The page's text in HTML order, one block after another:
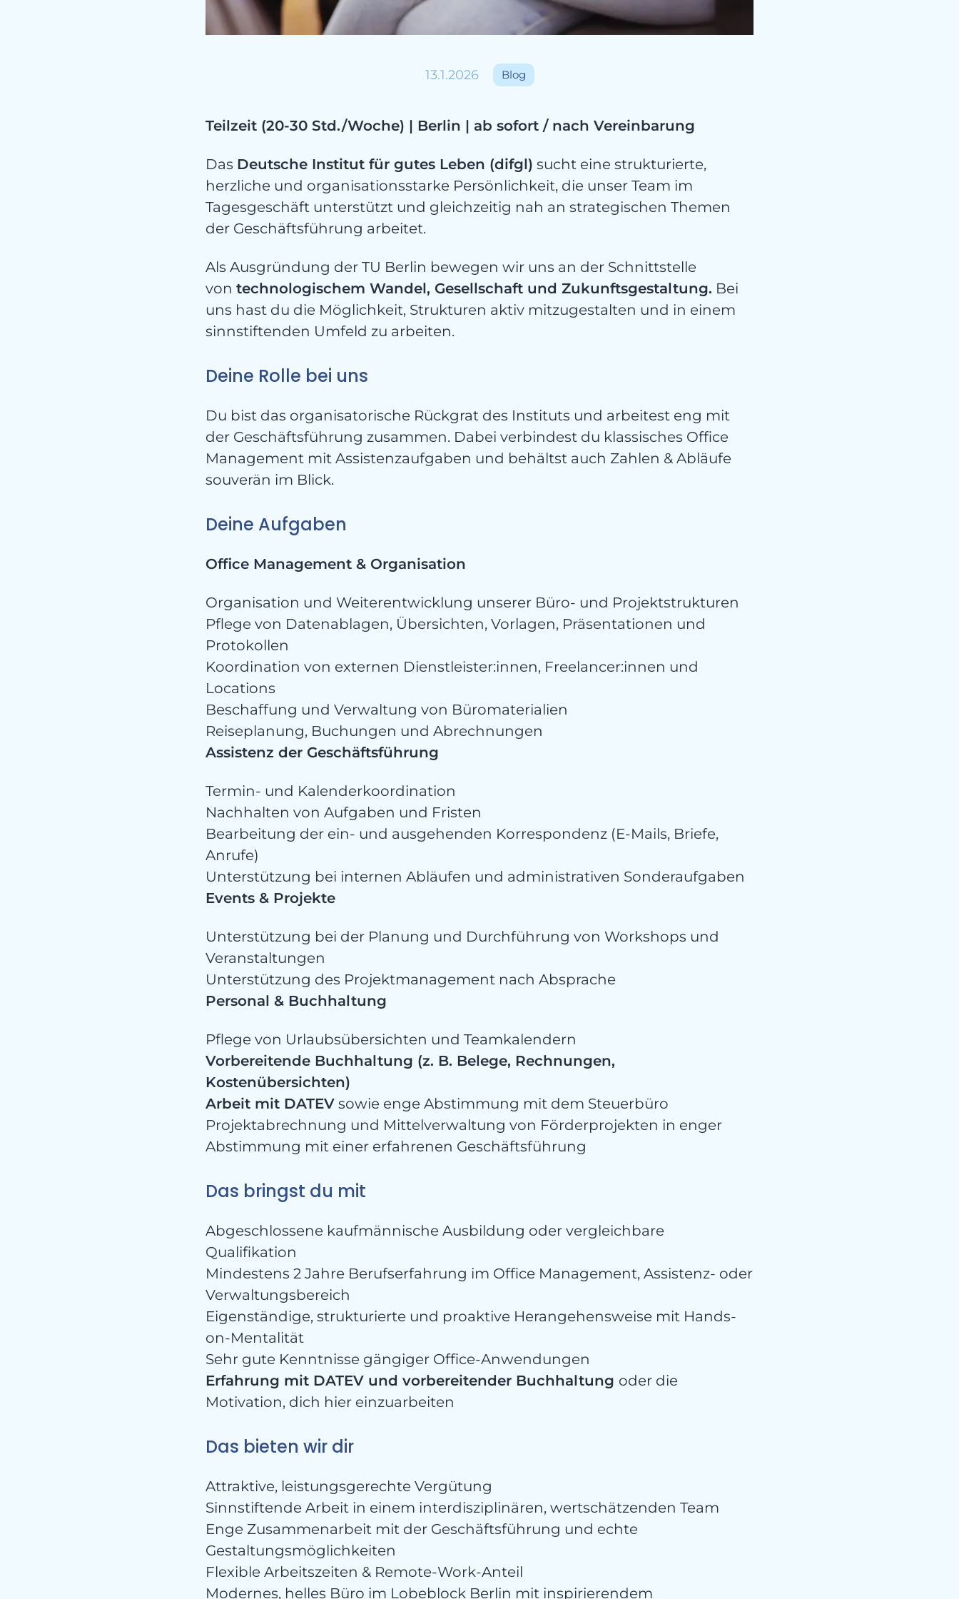
Kontakt
13.1.2026 Blog
Teilzeit (20-30 Std./Woche) | Berlin | ab sofort / nach Vereinbarung
Das Deutsche Institut für gutes Leben (difgl) sucht eine strukturierte,
herzliche und organisationsstarke Persönlichkeit, die unser Team im
Tagesgeschäft unterstützt und gleichzeitig nah an strategischen Themen
der Geschäftsführung arbeitet.
Als Ausgründung der TU Berlin bewegen wir uns an der Schnittstelle
vontechnologischem Wandel, Gesellschaft und Zukunftsgestaltung. Bei
uns hast du die Möglichkeit, Strukturen aktiv mitzugestalten und in einem
sinnstiftenden Umfeld zu arbeiten.
Deine Rolle bei uns
Du bist das organisatorische Rückgrat des Instituts und arbeitest eng mit
der Geschäftsführung zusammen. Dabei verbindest du klassisches Office
Management mit Assistenzaufgaben und behältst auch Zahlen & Abläufe
souverän im Blick.
Deine Aufgaben
Office Management & Organisation
Organisation und Weiterentwicklung unserer Büro- und Projektstrukturen
Pflege von Datenablagen, Übersichten, Vorlagen, Präsentationen und
Protokollen
Koordination von externen Dienstleister:innen, Freelancer:innen und
Locations
Beschaffung und Verwaltung von Büromaterialien
Reiseplanung, Buchungen und Abrechnungen
Assistenz der Geschäftsführung
Termin- und Kalenderkoordination
Nachhalten von Aufgaben und Fristen
Bearbeitung der ein- und ausgehenden Korrespondenz (E-Mails, Briefe,
Anrufe)
Unterstützung bei internen Abläufen und administrativen Sonderaufgaben
Events & Projekte
Unterstützung bei der Planung und Durchführung von Workshops und
Veranstaltungen
Unterstützung des Projektmanagement nach Absprache
Personal & Buchhaltung
Pflege von Urlaubsübersichten und Teamkalendern
Vorbereitende Buchhaltung (z. B. Belege, Rechnungen,
Kostenübersichten)
Arbeit mit DATEV sowie enge Abstimmung mit dem Steuerbüro
Projektabrechnung und Mittelverwaltung von Förderprojekten in enger
Abstimmung mit einer erfahrenen Geschäftsführung
Das bringst du mit
Abgeschlossene kaufmännische Ausbildung oder vergleichbare
Qualifikation
Mindestens 2 Jahre Berufserfahrung im Office Management, Assistenz- oder
Verwaltungsbereich
Eigenständige, strukturierte und proaktive Herangehensweise mit Hands-
on-Mentalität
Sehr gute Kenntnisse gängiger Office-Anwendungen
Erfahrung mit DATEV und vorbereitender Buchhaltung oder die
Motivation, dich hier einzuarbeiten
Das bieten wir dir
Attraktive, leistungsgerechte Vergütung
Sinnstiftende Arbeit in einem interdisziplinären, wertschätzenden Team
Enge Zusammenarbeit mit der Geschäftsführung und echte
Gestaltungsmöglichkeiten
Flexible Arbeitszeiten & Remote-Work-Anteil
Modernes, helles Büro im Lobeblock Berlin mit inspirierendem